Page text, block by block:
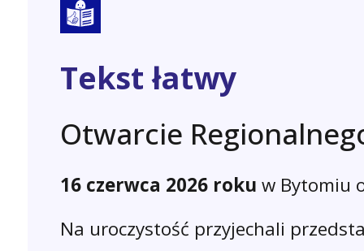
Tekst łatwy
Otwarcie
16 czerwca 2026 roku w Bytomiu
Na uroczystość przyjechali